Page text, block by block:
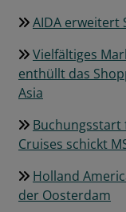
AIDA erweitert
Vielfältiges
enthüllt das
Asia
Buchungsstart
Cruises schickt
Holland
der Oosterdam